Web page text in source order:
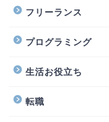
フリーランス
プログラミング
生活お役立ち
転職